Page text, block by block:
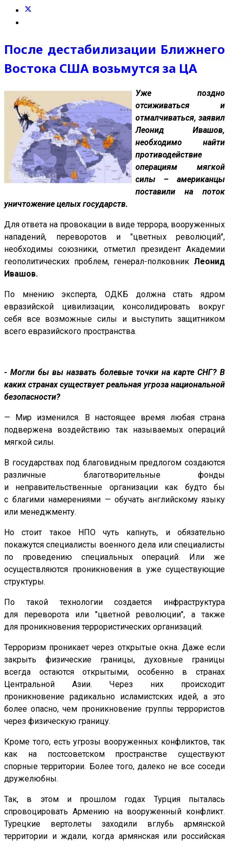
После дестабилизации Ближнего
Востока США возьмутся за ЦА
Уже поздно
отсиживаться и
отмалчиваться, заявил
Леонид Ивашов,
необходимо найти
противодействие
операциям мягкой
силы – американцы
поставили на поток
уничтожение целых государств.
Для ответа на провокации в виде террора, вооруженных
нападений, переворотов и "цветных революций",
необходимы союзники, отметил президент Академии
геополитических проблем, генерал-полковник Леонид
Ивашов.
По мнению эксперта, ОДКБ должна стать ядром
евразийской цивилизации, консолидировать вокруг
себя все возможные силы и выступить защитником
всего евразийского пространства.
- Могли бы вы назвать болевые точки на карте СНГ? В
каких странах существует реальная угроза национальной
безопасности?
— Мир изменился. В настоящее время любая страна
подвержена воздействию так называемых операций
мягкой силы.
В государствах под благовидным предлогом создаются
различные благотворительные фонды
и неправительственные организации как будто бы
с благими намерениями — обучать английскому языку
или менеджменту.
Но стоит такое НПО чуть капнуть, и обязательно
покажутся специалисты военного дела или специалисты
по проведению специальных операций. Или же
осуществляются проникновения в уже существующие
структуры.
По такой технологии создается инфраструктура
для переворота или "цветной революции", а также
для проникновения террористических организаций.
Терроризм проникает через открытые окна. Даже если
закрыть физические границы, духовные границы
всегда остаются открытыми, особенно в странах
Центральной Азии. Через них происходит
проникновение радикально исламистских идей, а это
более опасно, чем проникновение группы террористов
через физическую границу.
Кроме того, есть угрозы вооруженных конфликтов, так
как на постсоветском пространстве существуют
спорные территории. Более того, далеко не все соседи
дружелюбны.
Так, в этом и прошлом годах Турция пыталась
спровоцировать Армению на вооруженный конфликт.
Турецкие вертолеты заходили вглубь армянской
территории и ждали, когда армянская или российская